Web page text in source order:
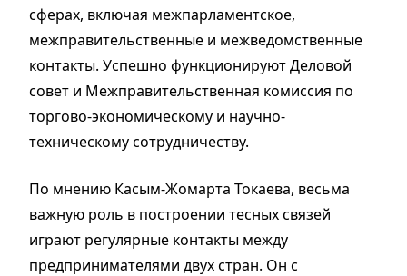
сферах, включая межпарламентское,
межправительственные и межведомственные
контакты. Успешно функционируют Деловой
совет и Межправительственная комиссия по
торгово-экономическому и научно-
техническому сотрудничеству.
По мнению Касым-Жомарта Токаева, весьма
важную роль в построении тесных связей
играют регулярные контакты между
предпринимателями двух стран. Он с